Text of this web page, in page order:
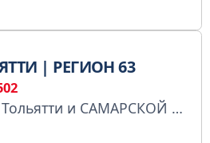
| РЕГИОН 63
Областной 63 Ссылка для друзей - https://t.me/+aPV-l5sfQ4A2ZTdi Предложить новость, реклама - @inconceivable87 № 5036264558